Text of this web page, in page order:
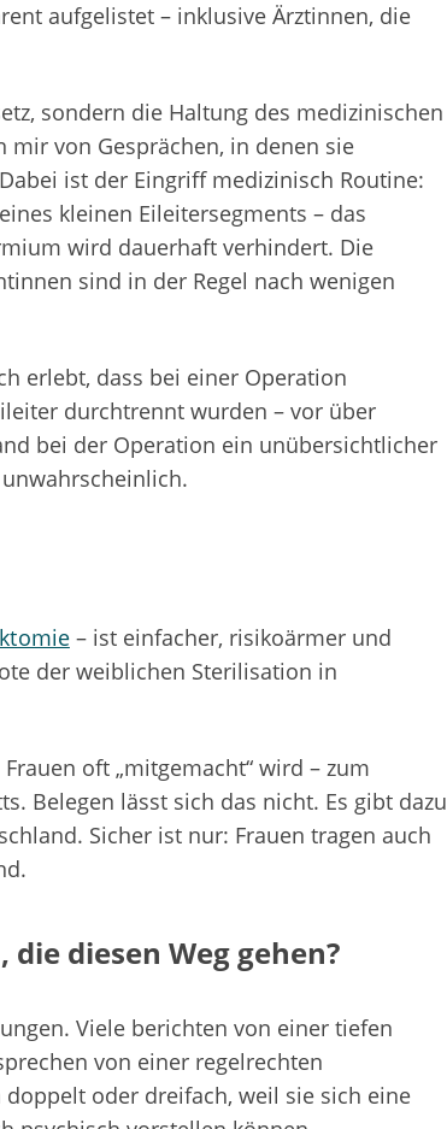
aufgelistet – inklusive Ärztinnen, die
sondern die Haltung des medizinischen
mir von Gesprächen, in denen sie
ist der Eingriff medizinisch Routine:
kleinen Eileitersegments – das
wird dauerhaft verhindert. Die
sind in der Regel nach wenigen
erlebt, dass bei einer Operation
durchtrennt wurden – vor über
bei der Operation ein unübersichtlicher
– ist einfacher, risikoärmer und
der weiblichen Sterilisation in
oft „mitgemacht“ wird – zum
Belegen lässt sich das nicht. Es gibt dazu
Sicher ist nur: Frauen tragen auch
diesen Weg gehen?
Viele berichten von einer tiefen
von einer regelrechten
oder dreifach, weil sie sich eine